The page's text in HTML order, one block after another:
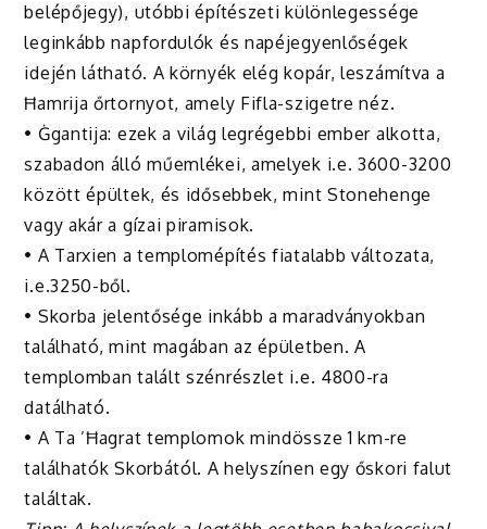
belépőjegy), utóbbi építészeti különlegessége
leginkább napfordulók és napéjegyenlőségek
idején látható. A környék elég kopár, leszámítva a
Ħamrija őrtornyot, amely Fifla-szigetre néz.
• Ġgantija: ezek a világ legrégebbi ember alkotta,
szabadon álló műemlékei, amelyek i.e. 3600-3200
között épültek, és idősebbek, mint Stonehenge
vagy akár a gízai piramisok.
• A Tarxien a templomépítés fiatalabb változata,
i.e.3250-ből.
• Skorba jelentősége inkább a maradványokban
található, mint magában az épületben. A
templomban talált szénrészlet i.e. 4800-ra
datálható.
• A Ta ’Ħagrat templomok mindössze 1 km-re
találhatók Skorbától. A helyszínen egy őskori falut
találtak.